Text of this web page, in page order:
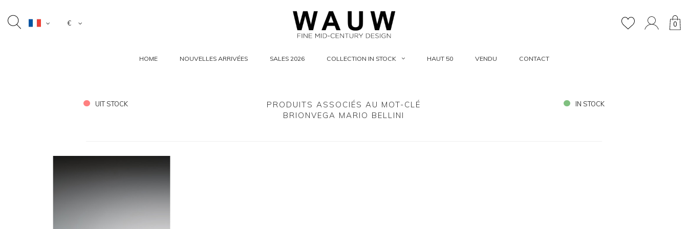
€ 0
HOME NOUVELLES ARRIVÉES SALES 2026 COLLECTION IN STOCK HAUT 50 VENDU CONTACT
UIT STOCK
PRODUITS ASSOCIÉS AU MOT-CLÉ
BRIONVEGA MARIO BELLINI
IN STOCK